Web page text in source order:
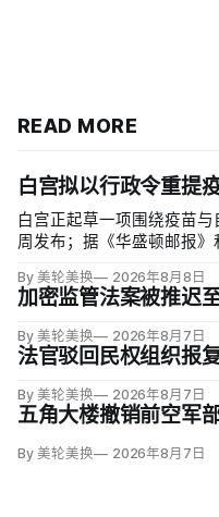
READ MORE
白宫拟以行政令重提
白宫正起草一项围绕疫苗
周发布；据《华盛顿邮报
项覆盖全球数百万儿童的高
闭症，相关说法源自一项后
销执照。
By 美轮美换 2026年8月8日
加密监管法案被推迟
By 美轮美换 2026年8月7日
法官驳回民权组织报
By 美轮美换 2026年8月7日
五角大楼撤销前空军
By 美轮美换 2026年8月7日